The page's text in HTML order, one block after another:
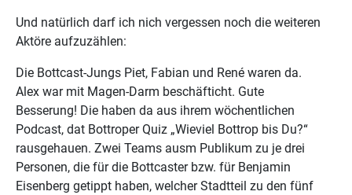
Und natürlich darf ich nich vergessen noch die weiteren
Aktöre aufzuzählen:
Die Bottcast-Jungs Piet, Fabian und René waren da.
Alex war mit Magen-Darm beschäfticht. Gute
Besserung! Die haben da aus ihrem wöchentlichen
Podcast, dat Bottroper Quiz „Wieviel Bottrop bis Du?“
rausgehauen. Zwei Teams ausm Publikum zu je drei
Personen, die für die Bottcaster bzw. für Benjamin
Eisenberg getippt haben, welcher Stadtteil zu den fünf